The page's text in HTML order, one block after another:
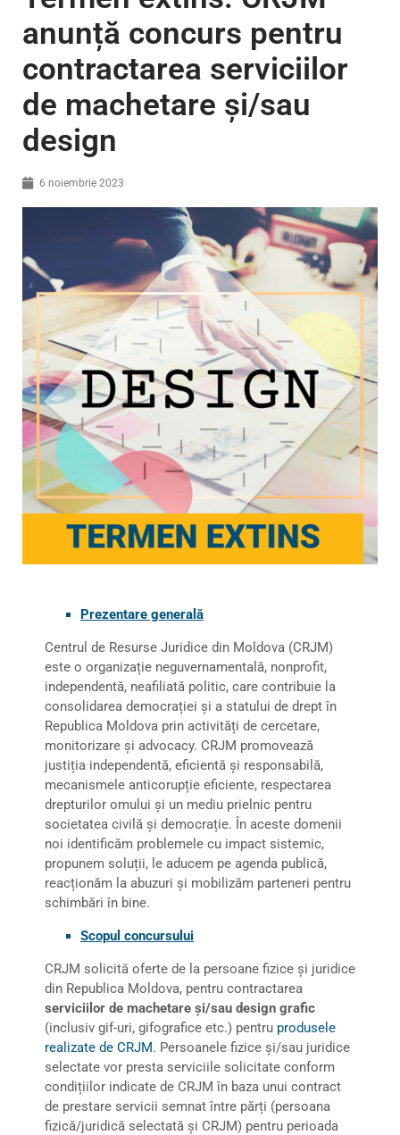
anunță concurs pentru
contractarea serviciilor
de machetare și/sau
design
6 noiembrie 2023
Prezentare generală
Centrul de Resurse Juridice din Moldova (CRJM)
este o organizație neguvernamentală, nonprofit,
independentă, neafiliată politic, care contribuie la
consolidarea democrației și a statului de drept în
Republica Moldova prin activități de cercetare,
monitorizare și advocacy. CRJM promovează
justiția independentă, eficientă și responsabilă,
mecanismele anticorupție eficiente, respectarea
drepturilor omului și un mediu prielnic pentru
societatea civilă și democrație. În aceste domenii
noi identificăm problemele cu impact sistemic,
propunem soluții, le aducem pe agenda publică,
reacționăm la abuzuri și mobilizăm parteneri pentru
schimbări în bine.
Scopul concursului
CRJM solicită oferte de la persoane fizice și juridice
din Republica Moldova, pentru contractarea
serviciilor de machetare și/sau design grafic
(inclusiv gif-uri, gifografice etc.) pentru produsele
realizate de CRJM. Persoanele fizice și/sau juridice
selectate vor presta serviciile solicitate conform
condițiilor indicate de CRJM în baza unui contract
de prestare servicii semnat între părți (persoana
fizică/juridică selectată și CRJM) pentru perioada